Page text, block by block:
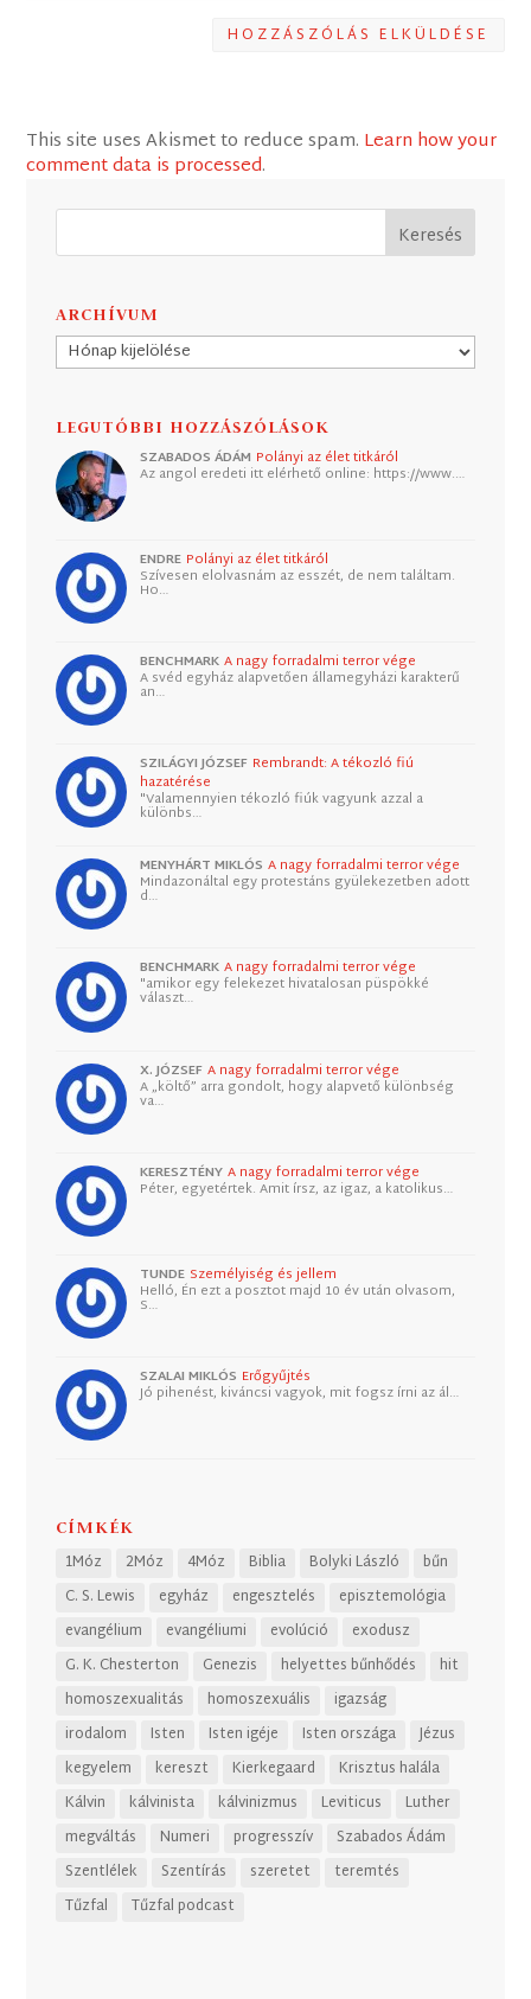
HOZZÁSZÓLÁS ELKÜLDÉSE
This site uses Akismet to reduce spam. Learn how your
comment data is processed.
ARCHÍVUM
Archívum
LEGUTÓBBI HOZZÁSZÓLÁSOK
SZABADOS ÁDÁM Polányi az élet titkáról
Az angol eredeti itt elérhető online: https://www.…
ENDRE Polányi az élet titkáról
Szívesen elolvasnám az esszét, de nem találtam.
Ho…
BENCHMARK A nagy forradalmi terror vége
A svéd egyház alapvetően államegyházi karakterű
an…
SZILÁGYI JÓZSEF Rembrandt: A tékozló fiú
hazatérése
"Valamennyien tékozló fiúk vagyunk azzal a
különbs…
MENYHÁRT MIKLÓS A nagy forradalmi terror vége
Mindazonáltal egy protestáns gyülekezetben adott
d…
BENCHMARK A nagy forradalmi terror vége
"amikor egy felekezet hivatalosan püspökké
választ…
X. JÓZSEF A nagy forradalmi terror vége
A „költő” arra gondolt, hogy alapvető különbség
va…
KERESZTÉNY A nagy forradalmi terror vége
Péter, egyetértek. Amit írsz, az igaz, a katolikus…
TUNDE Személyiség és jellem
Helló, Én ezt a posztot majd 10 év után olvasom,
S…
SZALAI MIKLÓS Erőgyűjtés
Jó pihenést, kiváncsi vagyok, mit fogsz írni az ál…
CÍMKÉK
1Móz 2Móz 4Móz Biblia Bolyki László
bűn
C. S. Lewis
egyház engesztelés
episztemológia
evangélium
evangéliumi evolúció
exodusz
G. K. Chesterton
Genezis helyettes bűnhődés
hit
homoszexualitás
homoszexuális
igazság
irodalom
Isten Isten igéje Isten országa
Jézus
kegyelem
kereszt Kierkegaard
Krisztus halála
Kálvin
kálvinista kálvinizmus Leviticus
Luther
megváltás
Numeri progresszív
Szabados Ádám
Szentlélek
Szentírás szeretet
teremtés
Tűzfal
Tűzfal podcast